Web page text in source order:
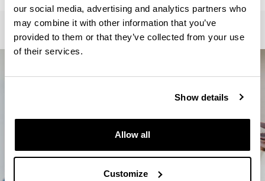
our social media, advertising and analytics partners who
may combine it with other information that you’ve
provided to them or that they’ve collected from your use
of their services.
Show details
Allow all
Customize